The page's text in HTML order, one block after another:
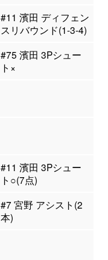
#11 濱田 ディフェン
スリバウンド(1-3-4)
#75 濱田 3Pシュー
ト×
#11 濱田 3Pシュー
ト○(7点)
#7 宮野 アシスト(2
本)